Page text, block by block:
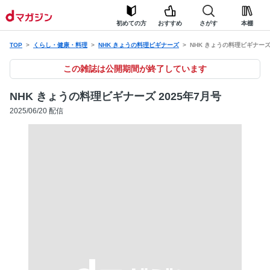
初めての方 おすすめ さがす 本棚
TOP くらし・健康・料理 NHK きょうの料理ビギナーズ NHK きょうの料理ビギナー
この雑誌は公開期間が終了しています
NHK きょうの料理ビギナーズ 2025年7月号
2025/06/20 配信